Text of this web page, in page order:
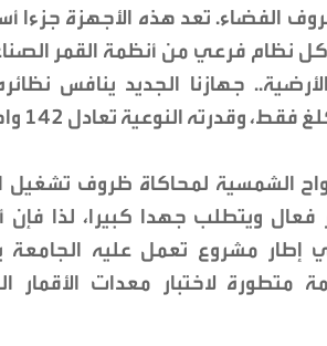
الفضاء. تعد هذه الأجهزة جزءا
نظام فرعي من أنظمة القمر
الأرضية.. جهازنا الجديد ينافس
الشمسية لمحاكاة ظروف
غير فعال ويتطلب جهدا كبيرا، لذا
إطار مشروع تعمل عليه
متطورة لاختبار معدات الأقمار